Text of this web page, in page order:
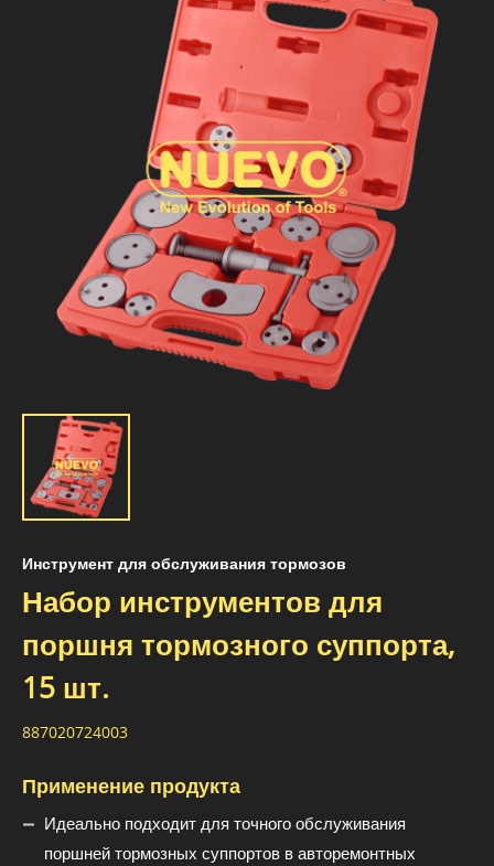
Инструмент для обслуживания тормозов
Набор инструментов для
поршня тормозного суппорта,
15 шт.
887020724003
Применение продукта
Идеально подходит для точного обслуживания
поршней тормозных суппортов в авторемонтных